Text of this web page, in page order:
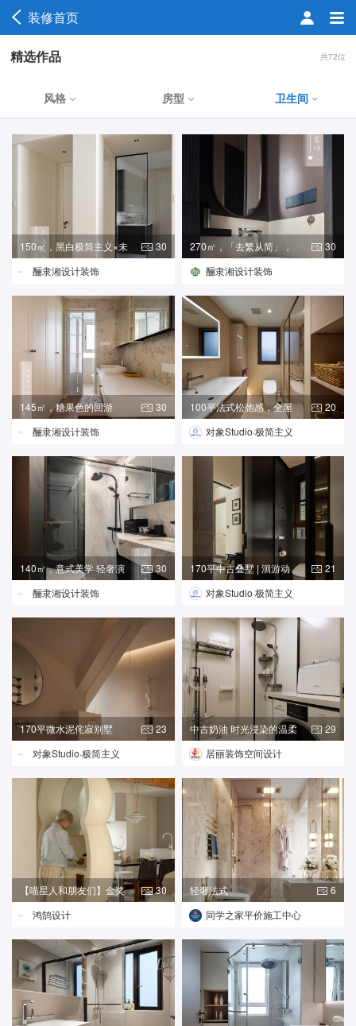
装修首页
共72位
精选作品
风格 房型 卫生间
150㎡，黑白极简主义×未
来感
30
酾隶湘设计装饰
270㎡，「去繁从简」，
解锁高
30
酾隶湘设计装饰
145㎡，糖果色的回游
诗，打开
30
酾隶湘设计装饰
100平法式松弛感，全屋
艺术漆
20
对象Studio·极简主义
140㎡，意式美学·轻奢演
绎
30
酾隶湘设计装饰
170平中古叠墅 | 洄游动
线
21
对象Studio·极简主义
170平微水泥侘寂别墅
23
对象Studio·极简主义
中古奶油 时光浸染的温柔
29
居丽装饰空间设计
【喵星人和朋友们】金奖
设计
30
鸿鹄设计
轻奢法式
6
同学之家平价施工中心